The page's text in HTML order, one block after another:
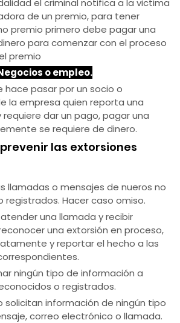
el criminal notifica a la victima
de un premio, para tener
premio primero debe pagar una
para comenzar con el proceso
premio
o empleo.
hace pasar por un socio o
la empresa quien reporta una
dar un pago, pagar una
se requiere de dinero.
las extorsiones
llamadas o mensajes de nueros no
registrados. Hacer caso omiso.
una llamada y recibir
una extorsión en proceso,
y reportar el hecho a las
ningún tipo de información a
o registrados.
solicitan información de ningún tipo
correo electrónico o llamada.